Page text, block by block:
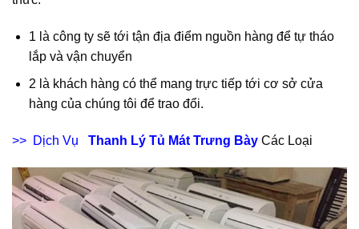
1 là công ty sẽ tới tận địa điểm nguồn hàng để tự tháo
lắp và vận chuyển
2 là khách hàng có thể mang trực tiếp tới cơ sở cửa
hàng của chúng tôi để trao đổi.
>> Dịch Vụ Thanh Lý Tủ Mát Trưng Bày Các Loại